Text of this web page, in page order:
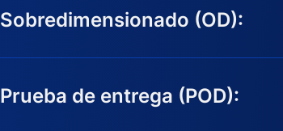
Sobredimensionado (OD):
Prueba de entrega (POD):